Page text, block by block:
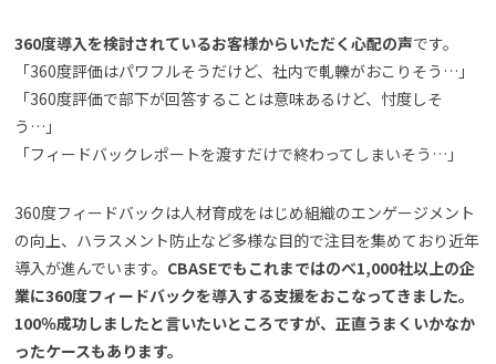
360度導入を検討されているお客様からいただく心配の声です。
「360度評価はパワフルそうだけど、社内で軋轢がおこりそう…」
「360度評価で部下が回答することは意味あるけど、忖度しそ
う…」
「フィードバックレポートを渡すだけで終わってしまいそう…」
360度フィードバックは人材育成をはじめ組織のエンゲージメント
の向上、ハラスメント防止など多様な目的で注目を集めており近年
導入が進んでいます。 CBASEでもこれまではのべ1,000社以上の企
業に360度フィードバックを導入する支援をおこなってきました。
100％成功しましたと言いたいところですが、正直うまくいかなか
ったケースもあります。